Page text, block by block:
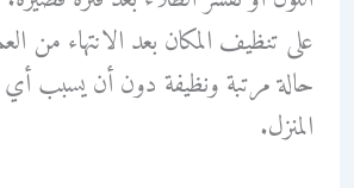
على تنظيف المكان بعد الانتهاء من
حالة مرتبة ونظيفة دون أن يسبب
المنزل.